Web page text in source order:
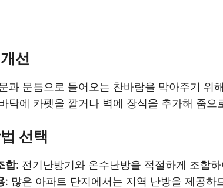
선
과 문틈으로 들어오는 찬바람을 막아주기 위
닥에 카펫을 깔거나 벽에 장식을 추가해 줌
선택
합: 전기난방기와 온수난방을 적절하게 조합
: 많은 아파트 단지에서는 지역 난방을 제공